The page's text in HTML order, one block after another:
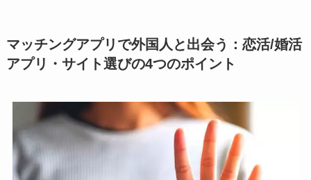
マッチングアプリで外国人と出会う：恋活/婚活
アプリ・サイト選びの4つのポイント